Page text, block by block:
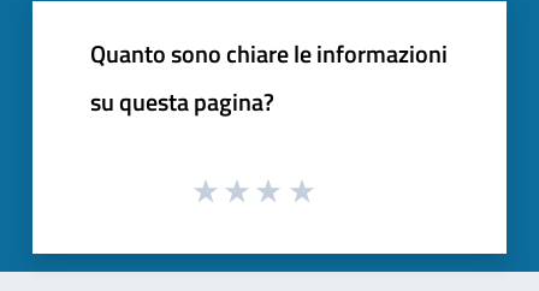
Quanto sono chiare le informazioni
su questa pagina?